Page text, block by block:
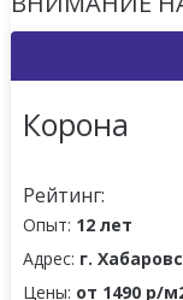
Корона
Рейтинг:
Опыт: 12 лет
Адрес: г.
Цены: от 1490 р/